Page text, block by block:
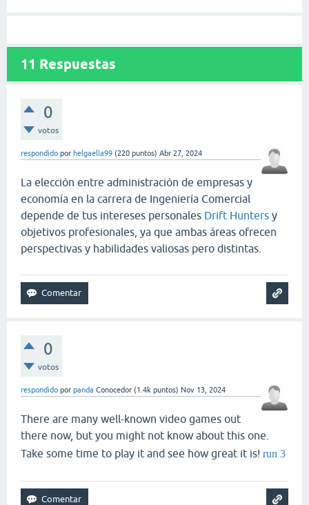
11 Respuestas
0
votos
respondido por helgaella99 (220 puntos) Abr 27, 2024
La elección entre administración de empresas y
economía en la carrera de Ingeniería Comercial
depende de tus intereses personales Drift Hunters y
objetivos profesionales, ya que ambas áreas ofrecen
perspectivas y habilidades valiosas pero distintas.
0
votos
respondido por panda Conocedor (1.4k puntos) Nov 13, 2024
There are many well-known video games out
there now, but you might not know about this one.
Take some time to play it and see how great it is! run 3